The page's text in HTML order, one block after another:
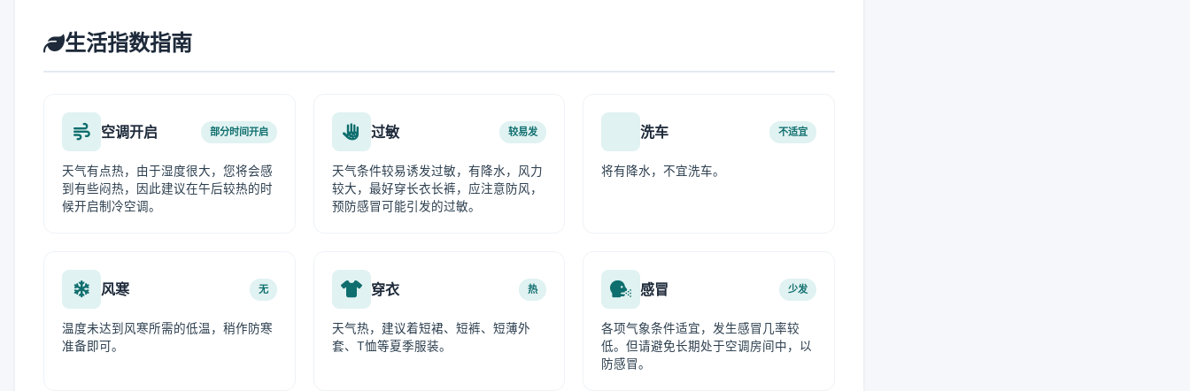
生活指数指南
空调开启 部分时间开启
天气有点热，由于湿度很大，您将会感
到有些闷热，因此建议在午后较热的时
候开启制冷空调。
过敏 较易发
天气条件较易诱发过敏，有降水，风力
较大，最好穿长衣长裤，应注意防风，
预防感冒可能引发的过敏。
洗车 不适宜
将有降水，不宜洗车。
风寒 无
温度未达到风寒所需的低温，稍作防寒
准备即可。
穿衣 热
天气热，建议着短裙、短裤、短薄外
套、T恤等夏季服装。
感冒 少发
各项气象条件适宜，发生感冒几率较
低。但请避免长期处于空调房间中，以
防感冒。